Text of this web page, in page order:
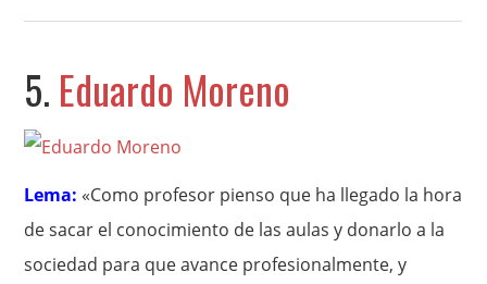
5. Eduardo Moreno
Lema: «Como profesor pienso que ha llegado la hora
de sacar el conocimiento de las aulas y donarlo a la
sociedad para que avance profesionalmente, y